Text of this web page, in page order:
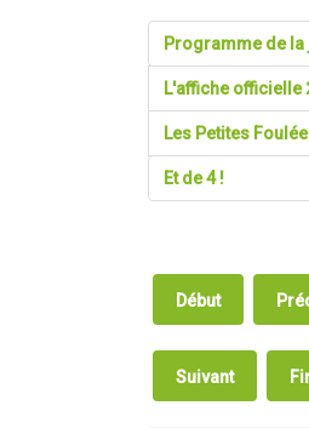
Programme de
L'affiche officielle
Les Petites
Et de 4 !
Début
Suivant